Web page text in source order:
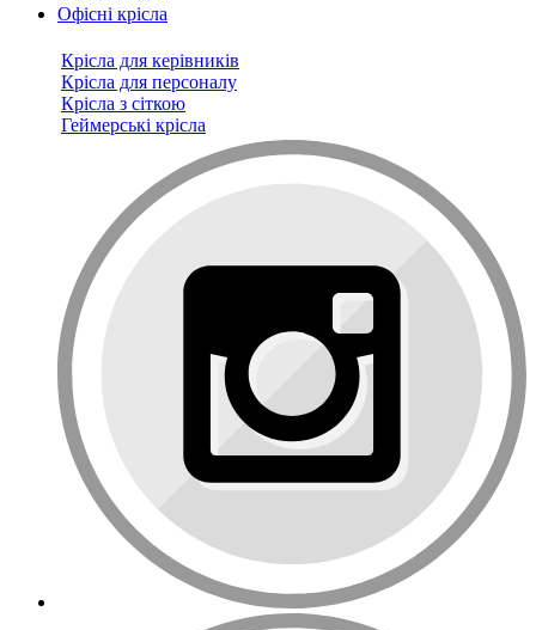
Офісні крісла
Крісла для керівників
Крісла для персоналу
Крісла з сіткою
Геймерські крісла